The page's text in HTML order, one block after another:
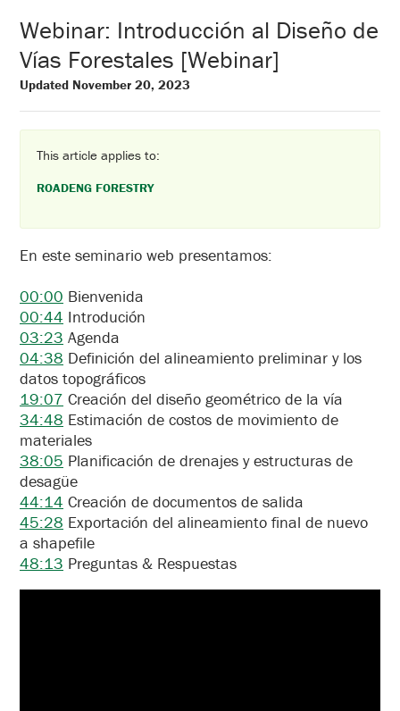
Webinar: Introducción al Diseño de
Vías Forestales [Webinar]
Updated November 20, 2023
This article applies to:
ROADENG FORESTRY
En este seminario web presentamos:
00:00 Bienvenida
00:44 Introdución
03:23 Agenda
04:38 Definición del alineamiento preliminar y los
datos topográficos
19:07 Creación del diseño geométrico de la vía
34:48 Estimación de costos de movimiento de
materiales
38:05 Planificación de drenajes y estructuras de
desagüe
44:14 Creación de documentos de salida
45:28 Exportación del alineamiento final de nuevo
a shapefile
48:13 Preguntas & Respuestas